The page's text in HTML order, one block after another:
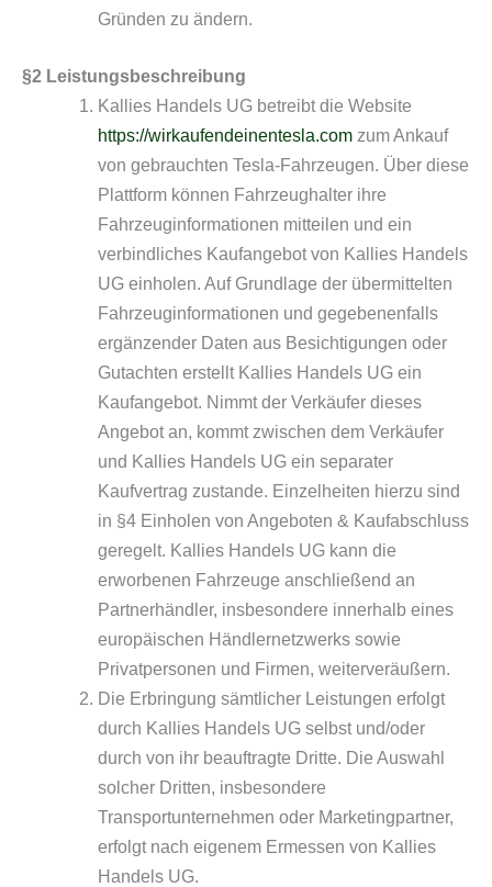
Gründen zu ändern.
§2 Leistungsbeschreibung
Kallies Handels UG betreibt die Website
https://wirkaufendeinentesla.com zum Ankauf
von gebrauchten Tesla-Fahrzeugen. Über diese
Plattform können Fahrzeughalter ihre
Fahrzeuginformationen mitteilen und ein
verbindliches Kaufangebot von Kallies Handels
UG einholen. Auf Grundlage der übermittelten
Fahrzeuginformationen und gegebenenfalls
ergänzender Daten aus Besichtigungen oder
Gutachten erstellt Kallies Handels UG ein
Kaufangebot. Nimmt der Verkäufer dieses
Angebot an, kommt zwischen dem Verkäufer
und Kallies Handels UG ein separater
Kaufvertrag zustande. Einzelheiten hierzu sind
in §4 Einholen von Angeboten & Kaufabschluss
geregelt. Kallies Handels UG kann die
erworbenen Fahrzeuge anschließend an
Partnerhändler, insbesondere innerhalb eines
europäischen Händlernetzwerks sowie
Privatpersonen und Firmen, weiterveräußern.
Die Erbringung sämtlicher Leistungen erfolgt
durch Kallies Handels UG selbst und/oder
durch von ihr beauftragte Dritte. Die Auswahl
solcher Dritten, insbesondere
Transportunternehmen oder Marketingpartner,
erfolgt nach eigenem Ermessen von Kallies
Handels UG.